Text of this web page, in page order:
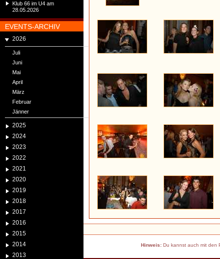
Klub 66 im U4 am
28.05.2026
EVENTS-ARCHIV
2026
Juli
Juni
Mai
April
März
Februar
Jänner
2025
2024
2023
2022
2021
2020
2019
2018
2017
2016
2015
2014
2013
Hinweis:Du kannst auch mit den